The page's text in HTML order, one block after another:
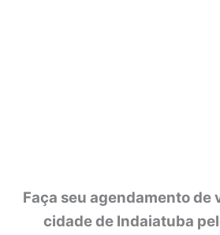
Faça seu agendamento de
cidade de Indaiatuba